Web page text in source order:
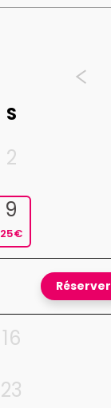
S
2
9
25€
Réserver
16
23